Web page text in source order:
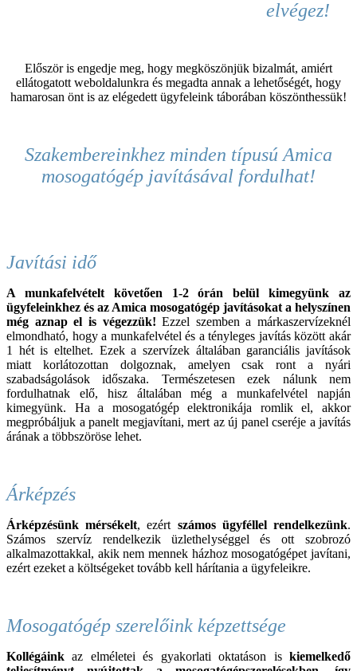
elvégez!
Először is engedje meg, hogy megköszönjük bizalmát, amiért
ellátogatott weboldalunkra és megadta annak a lehetőségét, hogy
hamarosan önt is az elégedett ügyfeleink táborában köszönthessük!
Szakembereinkhez minden típusú Amica
mosogatógép javításával fordulhat!
Javítási idő
A munkafelvételt követően 1-2 órán belül kimegyünk az
ügyfeleinkhez és az Amica mosogatógép javításokat a helyszínen
még aznap el is végezzük! Ezzel szemben a márkaszervízeknél
elmondható, hogy a munkafelvétel és a tényleges javítás között akár
1 hét is eltelhet. Ezek a szervízek általában garanciális javítások
miatt korlátozottan dolgoznak, amelyen csak ront a nyári
szabadságolások időszaka. Természetesen ezek nálunk nem
fordulhatnak elő, hisz általában még a munkafelvétel napján
kimegyünk. Ha a mosogatógép elektronikája romlik el, akkor
megpróbáljuk a panelt megjavítani, mert az új panel cseréje a javítás
árának a többszöröse lehet.
Árképzés
Árképzésünk mérsékelt, ezért számos ügyféllel rendelkezünk.
Számos szervíz rendelkezik üzlethelységgel és ott szobrozó
alkalmazottakkal, akik nem mennek házhoz mosogatógépet javítani,
ezért ezeket a költségeket tovább kell hárítania a ügyfeleikre.
Mosogatógép szerelőink képzettsége
Kollégáink az elméletei és gyakorlati oktatáson iskiemelkedő